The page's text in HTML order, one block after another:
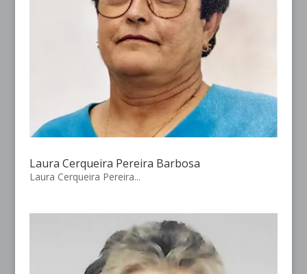
Laura Cerqueira Pereira Barbosa
Laura Cerqueira Pereira...